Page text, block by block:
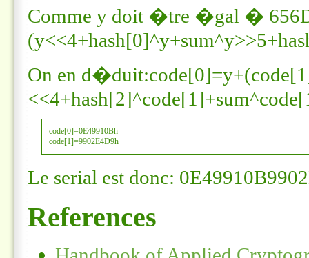
Comme y doit �tre �gal �
On en d�duit:
code[0]=0E49910Bh
code[1]=9902E4D9h
Le serial est donc:
References